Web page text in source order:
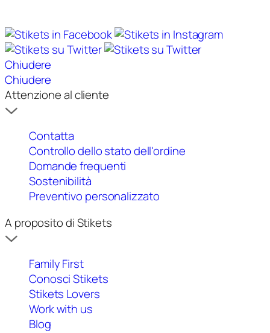
Chiudere
Chiudere
Attenzione al cliente
Contatta
Controllo dello stato dell'ordine
Domande frequenti
Sostenibilità
Preventivo personalizzato
A proposito di Stikets
Family First
Conosci Stikets
Stikets Lovers
Work with us
Blog